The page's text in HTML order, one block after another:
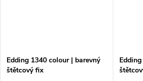
Edding 1340 colour | barevný
štětcový fix